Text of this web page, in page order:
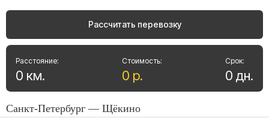
Рассчитать перевозку
Стоимость:
0 р.
Расстояние:
0 км.
Срок:
0 дн.
Санкт-Петербург — Щёкино